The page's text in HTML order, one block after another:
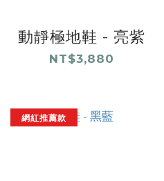
動靜極地鞋 - 亮紫
NT$3,880
網紅推薦款